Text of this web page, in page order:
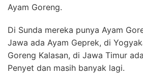
Ayam Goreng.
Di Sunda mereka punya Ayam
Jawa ada Ayam Geprek, di
Goreng Kalasan, di Jawa Timur
Penyet dan masih banyak lagi.